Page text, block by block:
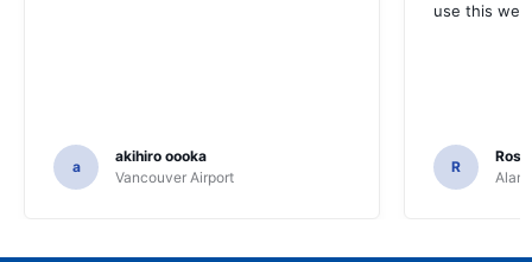
a
akihiro oooka
Vancouver Airport
use this
R